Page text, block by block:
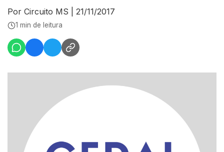
Por Circuito MS 21/11/2017
1 min de leitura